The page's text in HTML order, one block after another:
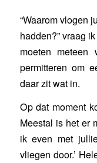
“Waarom vlogen
hadden?” vraag
moeten meteen
permitteren om
daar zit wat in.
Op dat moment
Meestal is het er
ik even met
vliegen door.’